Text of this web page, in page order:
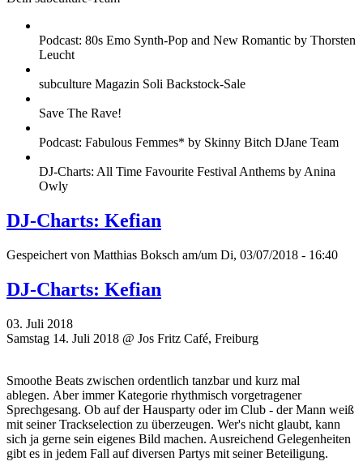
Podcast: 80s Emo Synth-Pop and New Romantic by Thorsten
Leucht
subculture Magazin Soli Backstock-Sale
Save The Rave!
Podcast: Fabulous Femmes* by Skinny Bitch DJane Team
DJ-Charts: All Time Favourite Festival Anthems by Anina
Owly
DJ-Charts: Kefian
Gespeichert von Matthias Boksch am/um Di, 03/07/2018 - 16:40
DJ-Charts: Kefian
03. Juli 2018
Samstag 14. Juli 2018 @ Jos Fritz Café, Freiburg
Smoothe Beats zwischen ordentlich tanzbar und kurz mal
ablegen. Aber immer Kategorie rhythmisch vorgetragener
Sprechgesang. Ob auf der Hausparty oder im Club - der Mann weiß
mit seiner Trackselection zu überzeugen. Wer's nicht glaubt, kann
sich ja gerne sein eigenes Bild machen. Ausreichend Gelegenheiten
gibt es in jedem Fall auf diversen Partys mit seiner Beteiligung.